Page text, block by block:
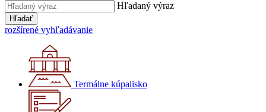
Hľadaný výraz
Hľadať
rozšírené vyhľadávanie
Termálne kúpalisko